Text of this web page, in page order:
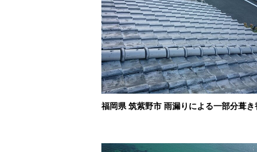
福岡県 筑紫野市 雨漏りによる一部分葺き